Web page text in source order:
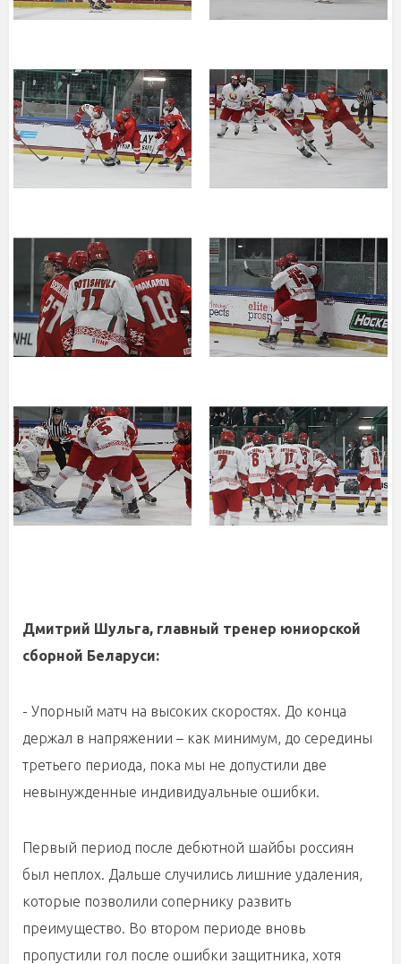
Дмитрий Шульга, главный тренер юниорской
сборной Беларуси:
- Упорный матч на высоких скоростях. До конца
держал в напряжении – как минимум, до середины
третьего периода, пока мы не допустили две
невынужденные индивидуальные ошибки.
Первый период после дебютной шайбы россиян
был неплох. Дальше случились лишние удаления,
которые позволили сопернику развить
преимущество. Во втором периоде вновь
пропустили гол после ошибки защитника, хотя